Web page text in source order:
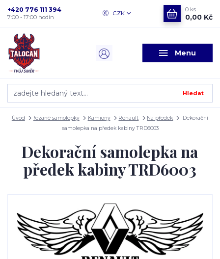
Menu
CZK
Hledat
+420 776 111 394
7:00 - 17:00 hodin
0 ks
0,00 Kč
Úvod řezané samolepky Kamiony Renault Na předek
Dekorační
samolepka na předek kabiny TRD6003
Dekorační samolepka na
předek kabiny TRD6003